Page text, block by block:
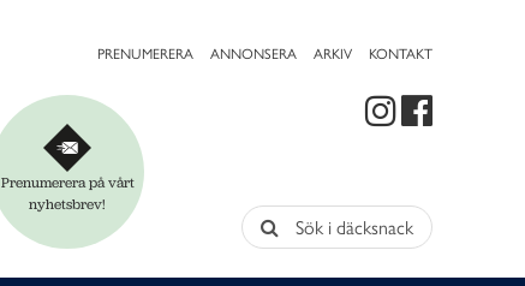
PRENUMERERA ANNONSERA ARKIV KONTAKT
Prenumerera på vårt
nyhetsbrev!
Sök i däcksnack